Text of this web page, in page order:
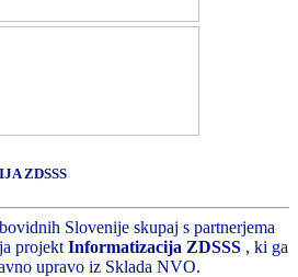
ZDSSS
Slovenije skupaj s partnerjema
projekt Informatizacija ZDSSS , ki ga
upravo iz Sklada NVO.